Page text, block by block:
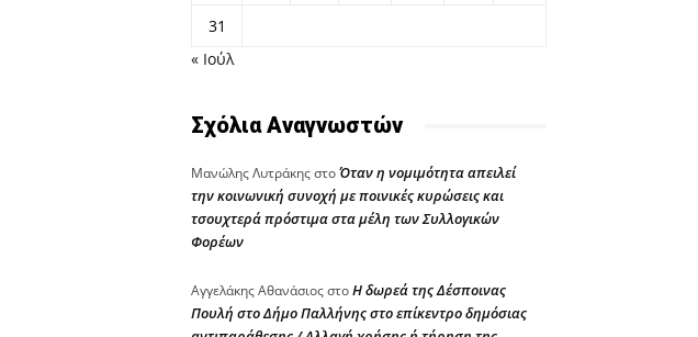
31
« Ιούλ
Σχόλια Αναγνωστών
Μανώλης ΛυτράκηςστοΌταν η νομιμότητα απειλεί
την κοινωνική συνοχή με ποινικές κυρώσεις και
τσουχτερά πρόστιμα στα μέλη των Συλλογικών
Φορέων
Αγγελάκης ΑθανάσιοςστοΗ δωρεά της Δέσποινας
Πουλή στο Δήμο Παλλήνης στο επίκεντρο δημόσιας